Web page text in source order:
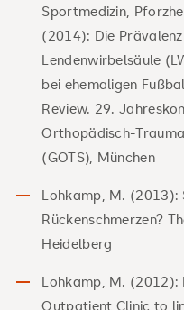
Sportmedizin,
(2014): Die
Lendenwirbelsäule
bei ehemaligen
Review. 29.
Orthopädisch-
(GOTS), München
Lohkamp, M.
Rückenschmerzen?
Heidelberg
Lohkamp, M. (2012):
Outpatient Clinic to